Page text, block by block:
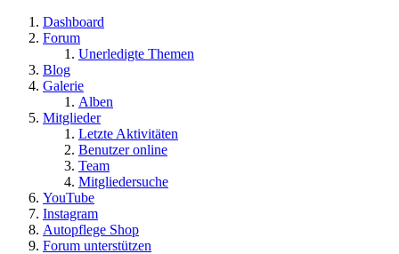
Dashboard
Forum
Unerledigte Themen
Blog
Galerie
Alben
Mitglieder
Letzte Aktivitäten
Benutzer online
Team
Mitgliedersuche
YouTube
Instagram
Autopflege Shop
Forum unterstützen